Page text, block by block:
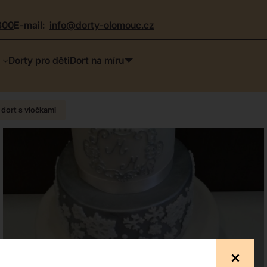
e-mail: info@dorty-olomouc.cz
Dorty pro dětiDort na míru
s vločkami